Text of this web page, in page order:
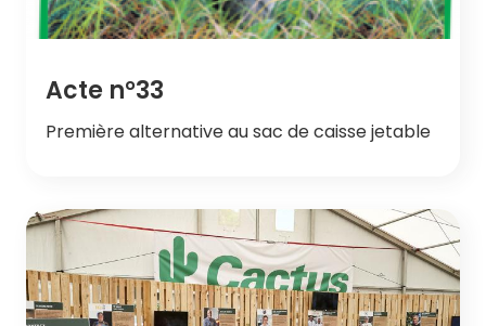
Acte n°33
Première alternative au sac de caisse jetable